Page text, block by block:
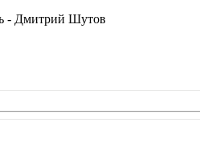
- Дмитрий Шутов